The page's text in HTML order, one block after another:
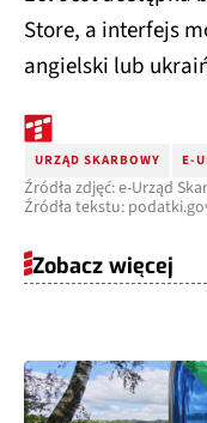
Store, a interfejs
angielski lub
URZĄD SKARBOWY E-
Źródła zdjęć: e-Urząd
Źródła tekstu:
Zobacz więcej